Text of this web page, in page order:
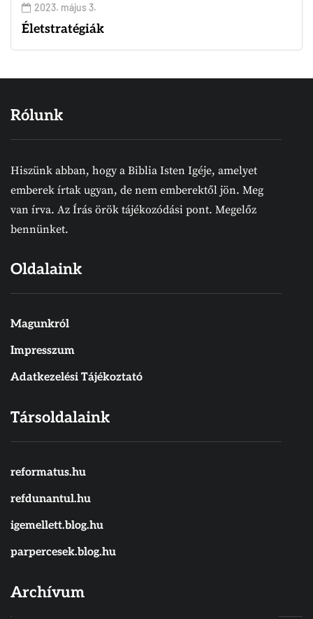
2023. május 3.
Életstratégiák
Rólunk
Hiszünk abban, hogy a Biblia Isten Igéje, amelyet
emberek írtak ugyan, de nem emberektől jön. Meg
van írva. Az Írás örök tájékozódási pont. Megelőz
bennünket.
Oldalaink
Magunkról
Impresszum
Adatkezelési Tájékoztató
Társoldalaink
reformatus.hu
refdunantul.hu
igemellett.blog.hu
parpercesek.blog.hu
Archívum